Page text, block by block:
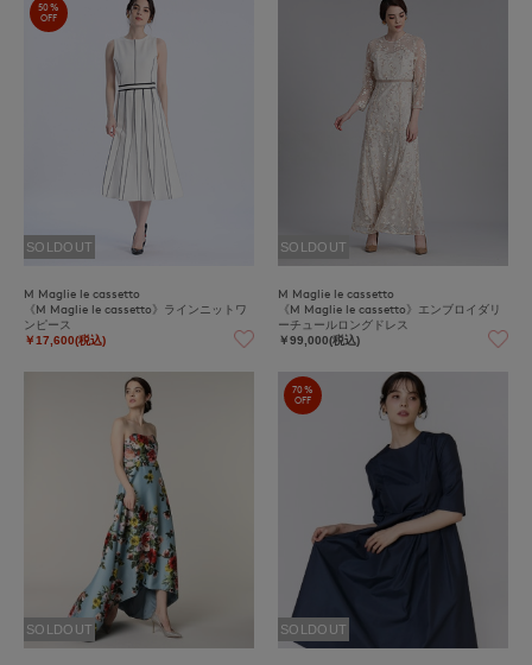
50%
OFF
SOLDOUT
M Maglie le cassetto
《M Maglie le cassetto》ラインニットワ
ンピース
￥17,600(税込)
SOLDOUT
M Maglie le cassetto
《M Maglie le cassetto》エンブロイダリ
ーチュールロングドレス
￥99,000(税込)
SOLDOUT
70%
OFF
SOLDOUT